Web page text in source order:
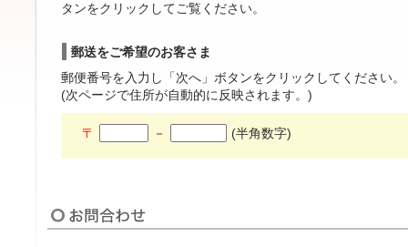
タンをクリックしてご覧ください。
郵送をご希望のお客さま
郵便番号を入力し「次へ」ボタンをクリックしてください。
(次ページで住所が自動的に反映されます。)
〒 － (半角数字)